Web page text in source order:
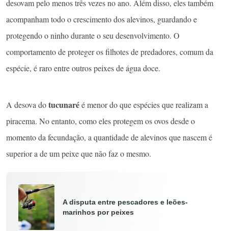
desovam pelo menos três vezes no ano. Além disso, eles também
acompanham todo o crescimento dos alevinos, guardando e
protegendo o ninho durante o seu desenvolvimento. O
comportamento de proteger os filhotes de predadores, comum da
espécie, é raro entre outros peixes de água doce.
A desova dotucunaréé menor do que espécies que realizam a
piracema. No entanto, como eles protegem os ovos desde o
momento da fecundação, a quantidade de alevinos que nascem é
superior a de um peixe que não faz o mesmo.
A disputa entre pescadores e leões-
marinhos por peixes